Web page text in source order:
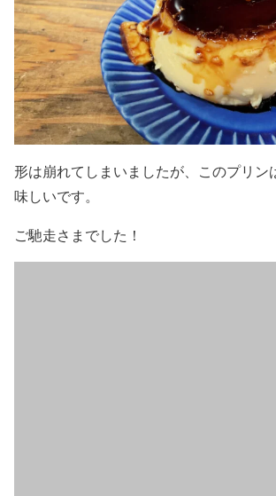
形は崩れてしまいましたが、このプリン
味しいです。
ご馳走さまでした！